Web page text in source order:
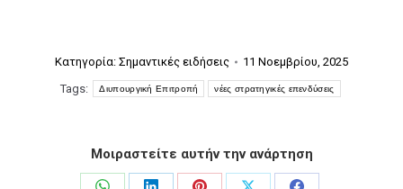
Κατηγορία: Σημαντικές ειδήσεις
11 Νοεμβρίου, 2025
Tags:
Διυπουργική Επιτροπή νέες στρατηγικές επενδύσεις
Μοιραστείτε αυτήν την ανάρτηση